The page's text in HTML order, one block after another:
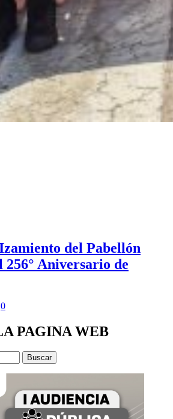
del Pabellón
Aniversario de
0
PAGINA WEB